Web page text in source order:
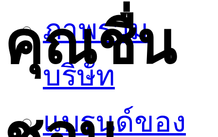
ภาพรวม
บริษัท
แบรนด์ของ
คุณชื่น